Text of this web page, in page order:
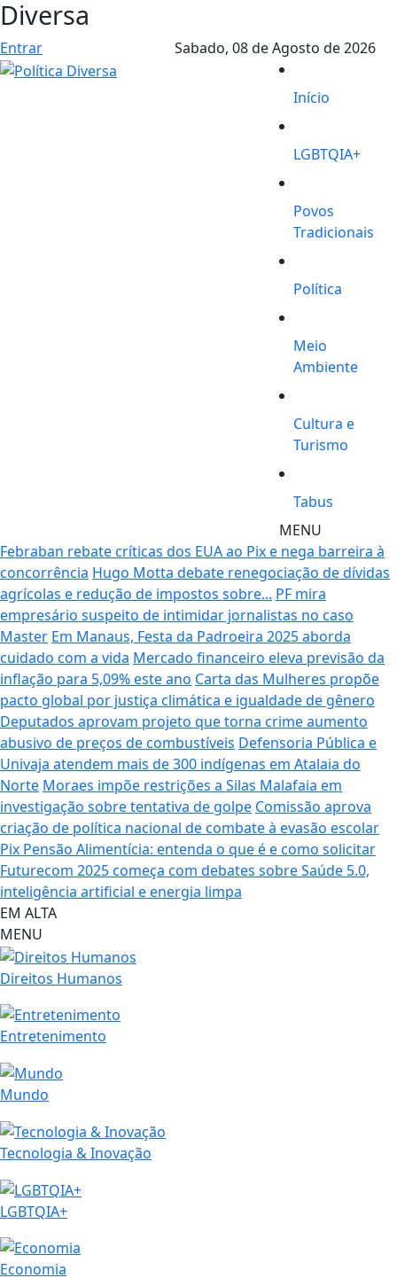
Diversa
Entrar Sabado, 08 de Agosto de 2026
Início
LGBTQIA+
Povos
Tradicionais
Política
Meio
Ambiente
Cultura e
Turismo
Tabus
MENU
Febraban rebate críticas dos EUA ao Pix e nega barreira à
concorrência Hugo Motta debate renegociação de dívidas
agrícolas e redução de impostos sobre... PF mira
empresário suspeito de intimidar jornalistas no caso
Master Em Manaus, Festa da Padroeira 2025 aborda
cuidado com a vida Mercado financeiro eleva previsão da
inflação para 5,09% este ano Carta das Mulheres propõe
pacto global por justiça climática e igualdade de gênero
Deputados aprovam projeto que torna crime aumento
abusivo de preços de combustíveis Defensoria Pública e
Univaja atendem mais de 300 indígenas em Atalaia do
Norte Moraes impõe restrições a Silas Malafaia em
investigação sobre tentativa de golpe Comissão aprova
criação de política nacional de combate à evasão escolar
Pix Pensão Alimentícia: entenda o que é e como solicitar
Futurecom 2025 começa com debates sobre Saúde 5.0,
inteligência artificial e energia limpa
EM ALTA
MENU
Direitos Humanos
Entretenimento
Mundo
Tecnologia & Inovação
LGBTQIA+
Economia